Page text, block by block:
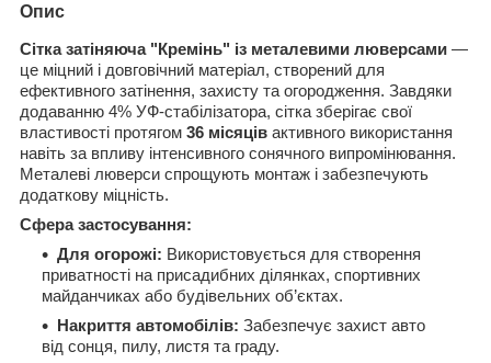
Опис
Сітка затіняюча "Кремінь" із металевими люверсами —
це міцний і довговічний матеріал, створений для
ефективного затінення, захисту та огородження. Завдяки
додаванню 4% УФ-стабілізатора, сітка зберігає свої
властивості протягом 36 місяців активного використання
навіть за впливу інтенсивного сонячного випромінювання.
Металеві люверси спрощують монтаж і забезпечують
додаткову міцність.
Сфера застосування:
Для огорожі: Використовується для створення
приватності на присадибних ділянках, спортивних
майданчиках або будівельних об’єктах.
Накриття автомобілів: Забезпечує захист авто
від сонця, пилу, листя та граду.